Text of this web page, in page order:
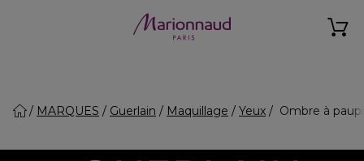
MARQUES Guerlain Maquillage Yeux Ombre à